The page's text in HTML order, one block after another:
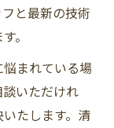
と最新の技術
。
まれている場
いただけれ
たします。清